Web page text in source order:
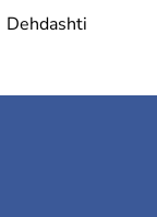
Dehdashti